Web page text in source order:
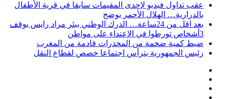
عقب تداول فيديو لإحدى المقيمات سابقا في قرية الأطفال
بالدرارية… الهلال الأحمر يوضح
بعد اقل من 24ساعة… الدرك الوطني ببئر مراد رايس يوقف
3أشخاص تورطوا في الإعتداء على مواطن
ضبط كمية ضخمة من المخدرات قادمة من المغرب
رئيس الجمهورية يترأس اجتماعا خصص لقطاع النقل